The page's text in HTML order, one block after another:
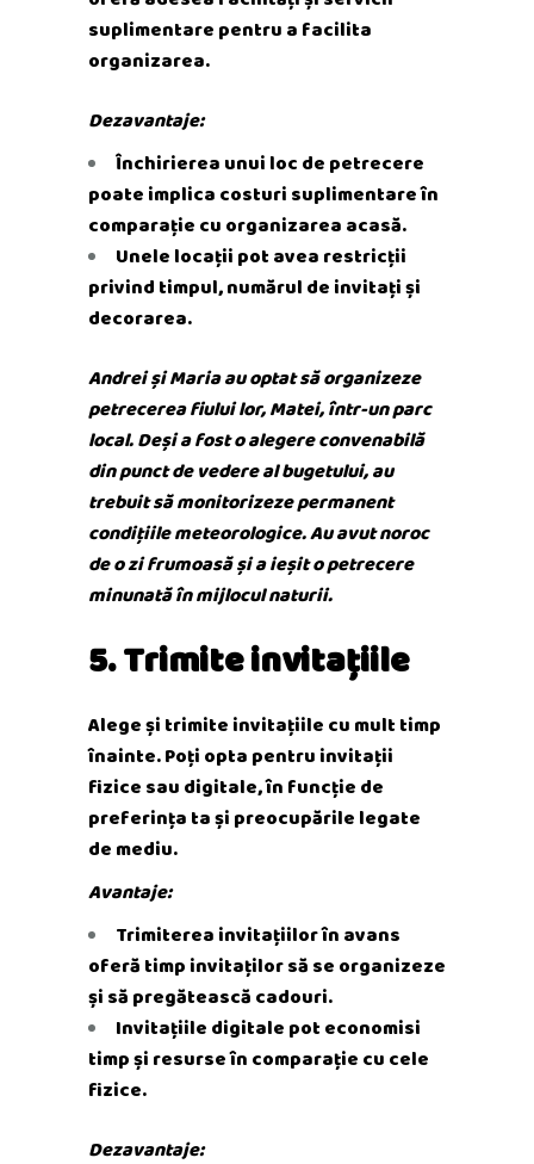
suplimentare pentru a facilita
organizarea.
Dezavantaje:
Închirierea unui loc de petrecere
poate implica costuri suplimentare în
comparație cu organizarea acasă.
Unele locații pot avea restricții
privind timpul, numărul de invitați și
decorarea.
Andrei și Maria au optat să organizeze
petrecerea fiului lor, Matei, într-un parc
local. Deși a fost o alegere convenabilă
din punct de vedere al bugetului, au
trebuit să monitorizeze permanent
condițiile meteorologice. Au avut noroc
de o zi frumoasă și a ieșit o petrecere
minunată în mijlocul naturii.
5. Trimite invitațiile
Alege și trimite invitațiile cu mult timp
înainte. Poți opta pentru invitații
fizice sau digitale, în funcție de
preferința ta și preocupările legate
de mediu.
Avantaje:
Trimiterea invitațiilor în avans
oferă timp invitaților să se organizeze
și să pregătească cadouri.
Invitațiile digitale pot economisi
timp și resurse în comparație cu cele
fizice.
Dezavantaje: